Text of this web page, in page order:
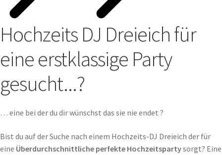
Hochzeits DJ Dreieich für
eine erstklassige Party
gesucht...?
… eine bei der du dir wünschst das sie nie endet ?
Bist du auf der Suche nach einem Hochzeits-DJ Dreieich der für
eine Überdurchschnittliche perfekte Hochzeitspartysorgt? Eine